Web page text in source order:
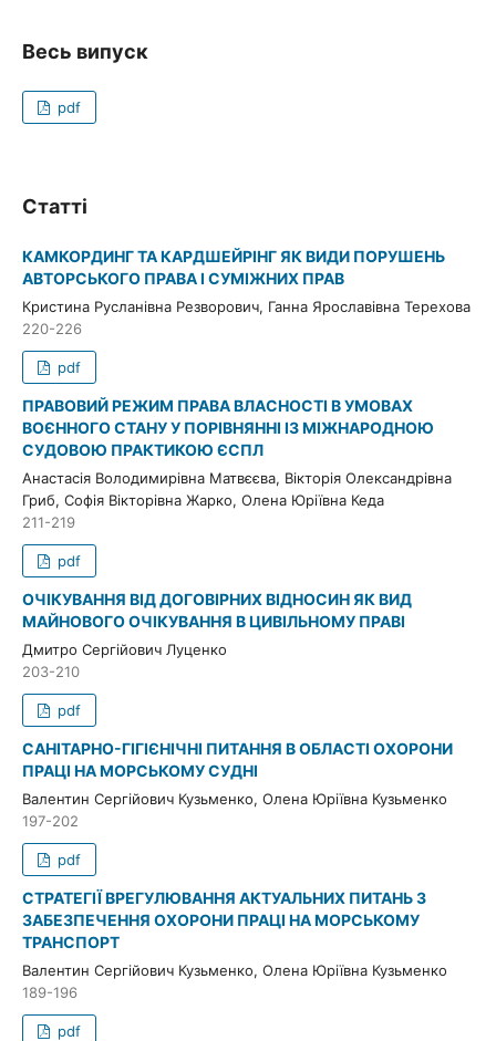
Весь випуск
pdf
Статті
КАМКОРДИНГ ТА КАРДШЕЙРІНГ ЯК ВИДИ ПОРУШЕНЬ
АВТОРСЬКОГО ПРАВА І СУМІЖНИХ ПРАВ
Кристина Русланівна Резворович, Ганна Ярославівна Терехова
220-226
pdf
ПРАВОВИЙ РЕЖИМ ПРАВА ВЛАСНОСТІ В УМОВАХ
ВОЄННОГО СТАНУ У ПОРІВНЯННІ ІЗ МІЖНАРОДНОЮ
СУДОВОЮ ПРАКТИКОЮ ЄСПЛ
Анастасія Володимирівна Матвєєва, Вікторія Олександрівна
Гриб, Софія Вікторівна Жарко, Олена Юріївна Кеда
211-219
pdf
ОЧІКУВАННЯ ВІД ДОГОВІРНИХ ВІДНОСИН ЯК ВИД
МАЙНОВОГО ОЧІКУВАННЯ В ЦИВІЛЬНОМУ ПРАВІ
Дмитро Сергійович Луценко
203-210
pdf
САНІТАРНО-ГІГІЄНІЧНІ ПИТАННЯ В ОБЛАСТІ ОХОРОНИ
ПРАЦІ НА МОРСЬКОМУ СУДНІ
Валентин Сергійович Кузьменко, Олена Юріївна Кузьменко
197-202
pdf
СТРАТЕГІЇ ВРЕГУЛЮВАННЯ АКТУАЛЬНИХ ПИТАНЬ З
ЗАБЕЗПЕЧЕННЯ ОХОРОНИ ПРАЦІ НА МОРСЬКОМУ
ТРАНСПОРТ
Валентин Сергійович Кузьменко, Олена Юріївна Кузьменко
189-196
pdf